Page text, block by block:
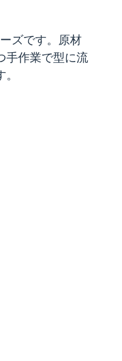
ズです。原材
手作業で型に流